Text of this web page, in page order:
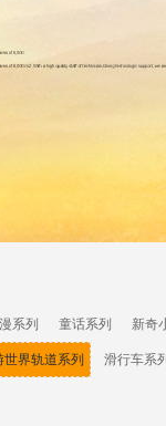
系列 童话系列 新奇
世界轨道系列 滑行车系